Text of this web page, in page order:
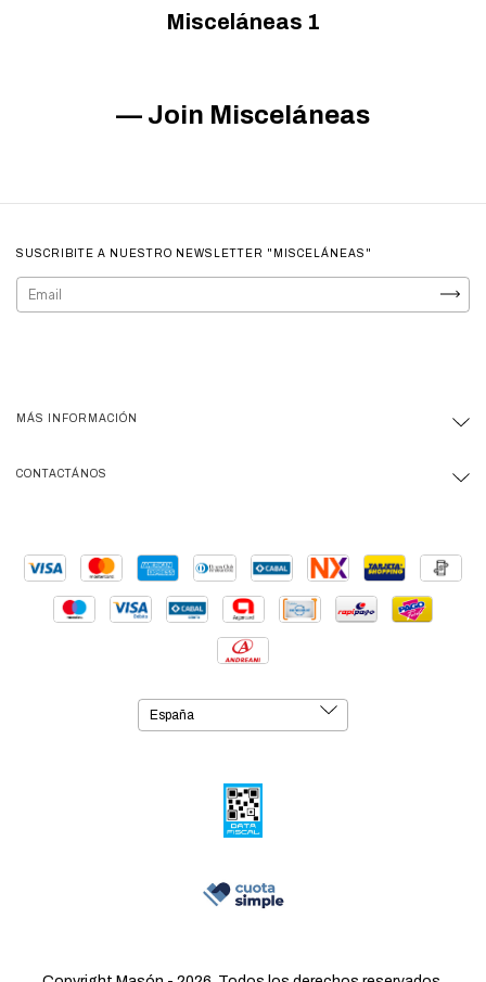
Misceláneas 1
— Join Misceláneas
SUSCRIBITE A NUESTRO NEWSLETTER "MISCELÁNEAS"
MÁS INFORMACIÓN
CONTACTÁNOS